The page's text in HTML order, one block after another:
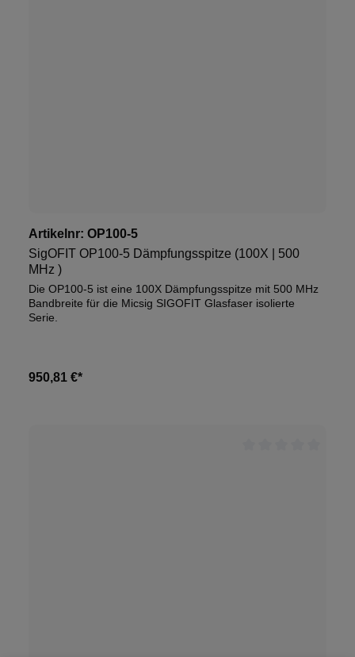
Artikelnr: OP100-5
SigOFIT OP100-5 Dämpfungsspitze (100X | 500
MHz )
Die OP100-5 ist eine 100X Dämpfungsspitze mit 500 MHz
Bandbreite für die Micsig SIGOFIT Glasfaser isolierte
Serie.
950,81 €*